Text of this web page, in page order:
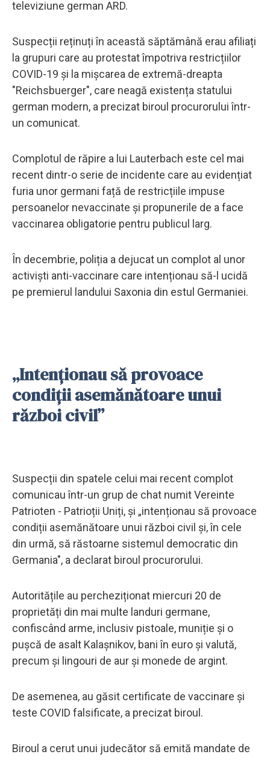
televiziune german ARD.
Suspecții reținuți în această săptămână erau afiliați
la grupuri care au protestat împotriva restricțiilor
COVID-19 și la mișcarea de extremă-dreapta
"Reichsbuerger", care neagă existența statului
german modern, a precizat biroul procurorului într-
un comunicat.
Complotul de răpire a lui Lauterbach este cel mai
recent dintr-o serie de incidente care au evidențiat
furia unor germani față de restricțiile impuse
persoanelor nevaccinate și propunerile de a face
vaccinarea obligatorie pentru publicul larg.
În decembrie, poliția a dejucat un complot al unor
activiști anti-vaccinare care intenționau să-l ucidă
pe premierul landului Saxonia din estul Germaniei.
„Intenționau să provoace
condiții asemănătoare unui
război civil”
Suspecții din spatele celui mai recent complot
comunicau într-un grup de chat numit Vereinte
Patrioten - Patrioții Uniți, și „intenționau să provoace
condiții asemănătoare unui război civil și, în cele
din urmă, să răstoarne sistemul democratic din
Germania", a declarat biroul procurorului.
Autoritățile au percheziționat miercuri 20 de
proprietăți din mai multe landuri germane,
confiscând arme, inclusiv pistoale, muniție și o
pușcă de asalt Kalașnikov, bani în euro și valută,
precum și lingouri de aur și monede de argint.
De asemenea, au găsit certificate de vaccinare și
teste COVID falsificate, a precizat biroul.
Biroul a cerut unui judecător să emită mandate de